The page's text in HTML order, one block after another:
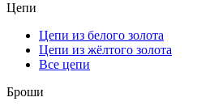
Цепи
Цепи из белого золота
Цепи из жёлтого золота
Все цепи
Броши